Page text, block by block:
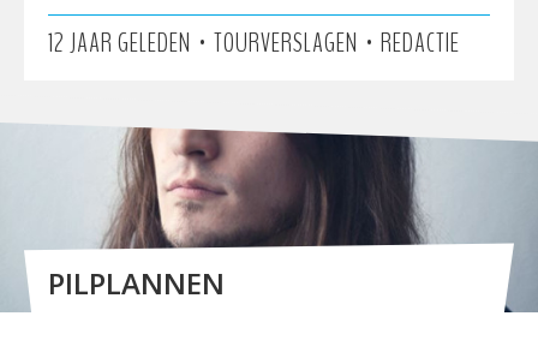
12 JAAR GELEDEN • TOURVERSLAGEN • REDACTIE
PILPLANNEN